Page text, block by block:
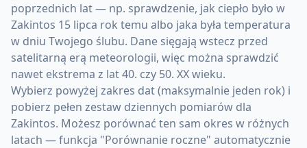
poprzednich lat — np. sprawdzenie, jak ciepło było w
Zakintos 15 lipca rok temu albo jaka była temperatura
w dniu Twojego ślubu. Dane sięgają wstecz przed
satelitarną erą meteorologii, więc można sprawdzić
nawet ekstrema z lat 40. czy 50. XX wieku.
Wybierz powyżej zakres dat (maksymalnie jeden rok) i
pobierz pełen zestaw dziennych pomiarów dla
Zakintos. Możesz porównać ten sam okres w różnych
latach — funkcja "Porównanie roczne" automatycznie